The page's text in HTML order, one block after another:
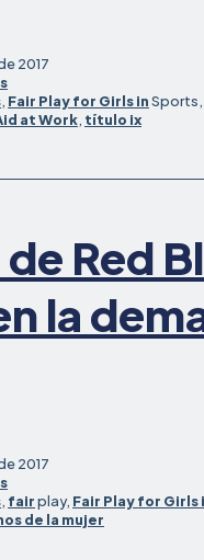
2017
, Fair Play for Girls inSports,
at Work, título ix
Red
la
2017
, fairplay, Fair Play for Girls
de la mujer